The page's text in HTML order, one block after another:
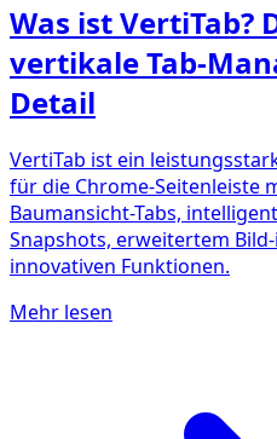
Was ist VertiTab?
vertikale Tab-
Detail
VertiTab ist ein
für die Chrome-Seitenleiste
Baumansicht-Tabs,
Snapshots, erweitertem
innovativen Funktionen.
Mehr lesen